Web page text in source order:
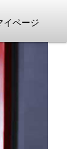
イページ